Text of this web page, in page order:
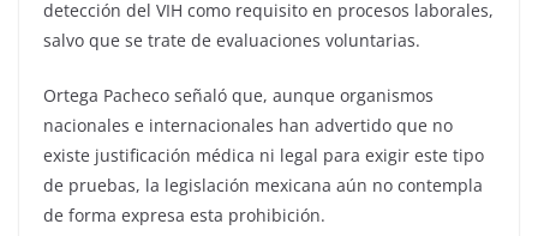
detección del VIH como requisito en procesos laborales,
salvo que se trate de evaluaciones voluntarias.
Ortega Pacheco señaló que, aunque organismos
nacionales e internacionales han advertido que no
existe justificación médica ni legal para exigir este tipo
de pruebas, la legislación mexicana aún no contempla
de forma expresa esta prohibición.